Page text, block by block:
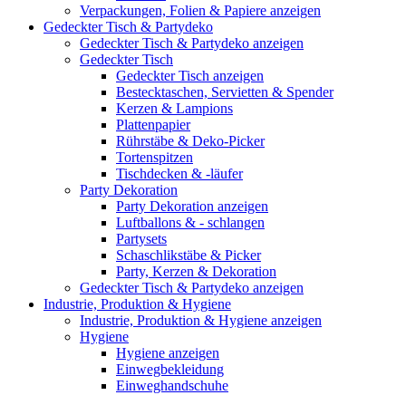
Verpackungen, Folien & Papiere anzeigen
Gedeckter Tisch & Partydeko
Gedeckter Tisch & Partydeko anzeigen
Gedeckter Tisch
Gedeckter Tisch anzeigen
Bestecktaschen, Servietten & Spender
Kerzen & Lampions
Plattenpapier
Rührstäbe & Deko-Picker
Tortenspitzen
Tischdecken & -läufer
Party Dekoration
Party Dekoration anzeigen
Luftballons & - schlangen
Partysets
Schaschlikstäbe & Picker
Party, Kerzen & Dekoration
Gedeckter Tisch & Partydeko anzeigen
Industrie, Produktion & Hygiene
Industrie, Produktion & Hygiene anzeigen
Hygiene
Hygiene anzeigen
Einwegbekleidung
Einweghandschuhe